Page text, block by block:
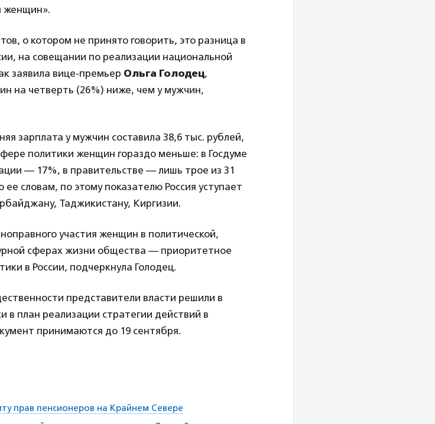
женщин».
о котором не принято говорить, это разница в
на совещании по реализации национальной
заявила вице-премьер Ольга Голодец,
на четверть (26%) ниже, чем у мужчин,
зарплата у мужчин составила 38,6 тыс. рублей,
политики женщин гораздо меньше: в Госдуме
— 17%, в правительстве — лишь трое из 31
словам, по этому показателю Россия уступает
Таджикистану, Киргизии.
участия женщин в политической,
сферах жизни общества — приоритетное
в России, подчеркнула Голодец.
представители власти решили в
в план реализации стратегии действий в
принимаются до 19 сентября.
прав пенсионеров на Крайнем Севере